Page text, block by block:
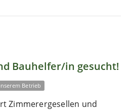
Bauhelfer/in gesucht!
Betrieb
Zimmerergesellen und